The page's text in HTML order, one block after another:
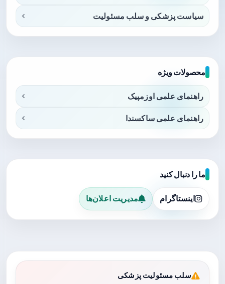
سیاست پزشکی و سلب مسئولیت
محصولات ویژه
راهنمای علمی اوزمپیک
راهنمای علمی ساکسندا
ما را دنبال کنید
اینستاگرام مدیریت اعلان‌ها
سلب مسئولیت پزشکی